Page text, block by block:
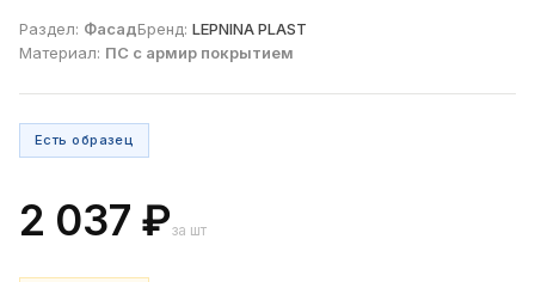
Раздел: ФасадБренд: LEPNINA PLAST
Материал: ПС с армир покрытием
Есть образец
2 037 ₽за шт